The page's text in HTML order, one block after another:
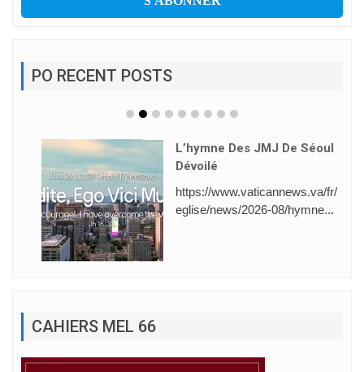
PO RECENT POSTS
L’hymne Des JMJ De Séoul
Dévoilé
https://www.vaticannews.va/fr/
eglise/news/2026-08/hymne...
CAHIERS MEL 66